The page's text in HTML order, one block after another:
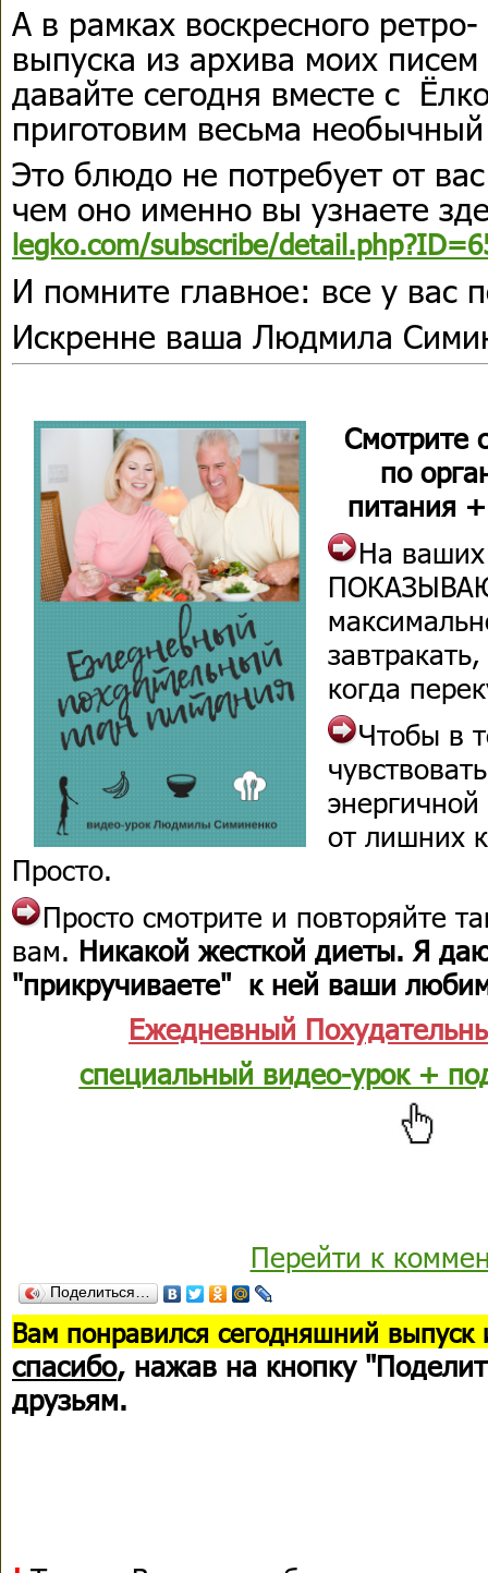
А в рамках воскресного ретро-
выпуска из архива моих писем
давайте сегодня вместе с
приготовим весьма
Это блюдо не потребует от
чем оно именно вы узнаете
legko.com/subscribe/
И помните главное: все у вас
Искренне ваша Людмила
Смотрите
по
питания
На ваших
когда
Чтобы в
от лишних
Просто.
Просто смотрите и повторяйте
вам. Никакой жесткой диеты. Я
"прикручиваете" к ней ваши
Ежедневный
специальный видео-урок +
Перейти к
Поделиться…
Вам понравился сегодняшний выпуск
спасибо, нажав на кнопку
друзьям.